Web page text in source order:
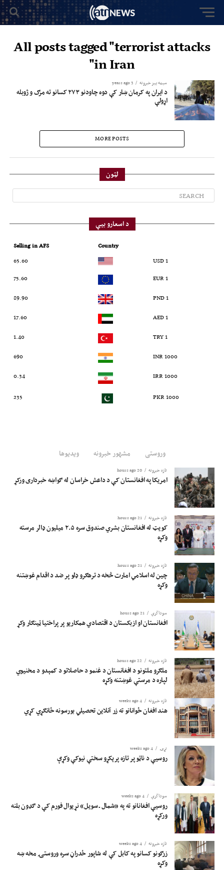
All posts tagged "terrorist attacks
in Iran"
سیمه ییز خبرونه 3 years ago
د ایران په کرمان ښار کې دوه چاودنو ۲۷۳ کسانو ته مرګ و ژوبله
اړولې
MORE POSTS
لټون
د اسعارو بیې
Country
Selling in AFS
1 USD
65.60
1 EUR
75.60
1 PND
89.90
1 AED
17.60
1 TRY
1.40
1000 INR
690
1000 IRR
0.34
1000 PKR
235
وروستی مشهور خبرونه ویدیوها
تازه خبرونه 20 hours ago
امریکا په افغانستان کې د داعش خراسان له ګواښه خبرداری ورکړ
تازه خبرونه 21 hours ago
کویټ له افغانستان بشري صندوق سره ۲.۵ میلیون ډالر مرسته
وکړه
تازه خبرونه 21 hours ago
چین له اسلامي امارت څخه د ترهګرو ډلو پر ضد د اقدام غوښتنه
وکړه
سوداگري 21 hours ago
افغانستان او ازبکستان د اقتصادي همکاریو پر پراختیا ټینګار وکړ
تازه خبرونه 22 hours ago
ملګرو ملتونو د افغانستان د غنمو د حاصلاتو د کمېدو د مخنیوي
لپاره د مرستې غوښتنه وکړه
تازه خبرونه 4 weeks ago
هند افغان ځوانانو ته زر آنلاین تحصیلي بورسونه ځانګړي کړي
نړۍ 4 weeks ago
روسیې د ناټو پر تازه پرېکړو سختې نیوکې وکړې
سوداگري 4 weeks ago
روسیې افغانانو ته په «شمال ـ سویل» نړیوال فورم کې د ګډون بلنه
ورکړه
تازه خبرونه 4 weeks ago
زرګونو کسانو په کابل کې له شاپور ځدراڼ سره وروستۍ مخه ښه
وکړه